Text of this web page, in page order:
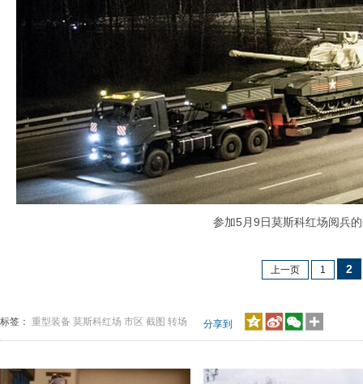
参加5月9日莫斯科红场阅兵的
上一页 1 2
标签： 重型装备 莫斯科红场 市区 截图 转场 分享到